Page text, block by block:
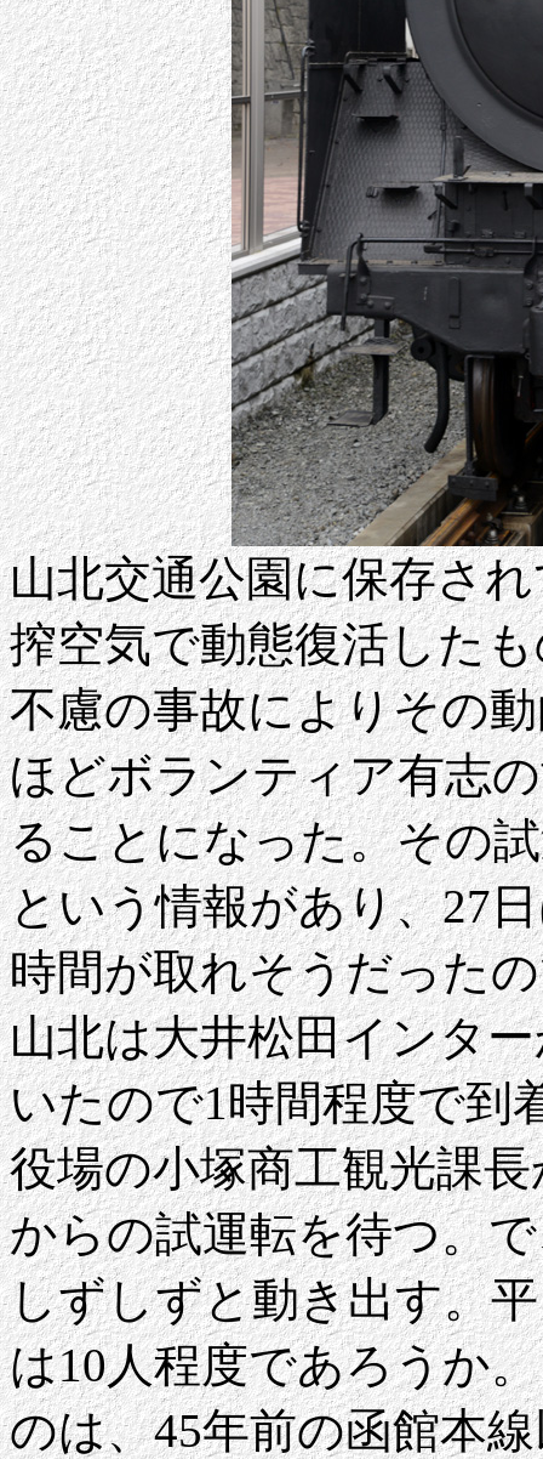
山北交通公園に保存さ
搾空気で動態復活した
不慮の事故によりその
ほどボランティア有志
ることになった。その
という情報があり、27
時間が取れそうだった
山北は大井松田インタ
いたので1時間程度で到
役場の小塚商工観光課
からの試運転を待つ。
しずしずと動き出す。
は10人程度であろうか
のは、45年前の函館本